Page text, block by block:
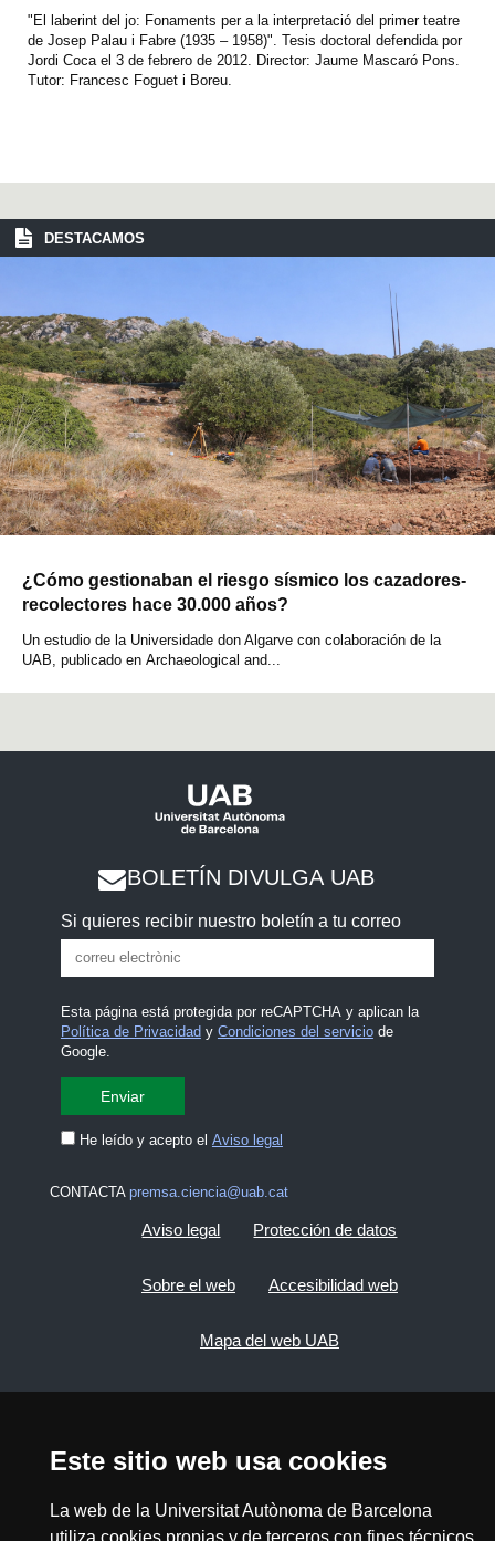
Este sitio web usa cookies
La web de la Universitat Autònoma de Barcelona
utiliza cookies propias y de terceros con fines técnicos
"El laberint del jo: Fonaments per a la interpretació del primer teatre
de Josep Palau i Fabre (1935 – 1958)". Tesis doctoral defendida por
Jordi Coca el 3 de febrero de 2012. Director: Jaume Mascaró Pons.
Tutor: Francesc Foguet i Boreu.
DESTACAMOS
¿Cómo gestionaban el riesgo sísmico los cazadores-
recolectores hace 30.000 años?
Un estudio de la Universidade don Algarve con colaboración de la
UAB, publicado en Archaeological and...
BOLETÍN DIVULGA UAB
Si quieres recibir nuestro boletín a tu correo
Esta página está protegida por reCAPTCHA y aplican la
Política de Privacidady Condiciones del serviciode
Google.
He leído y acepto el Aviso legal
CONTACTA premsa.ciencia@uab.cat
Aviso legal Protección de datos
Sobre el web Accesibilidad web
Mapa del web UAB
View low-bandwidth version